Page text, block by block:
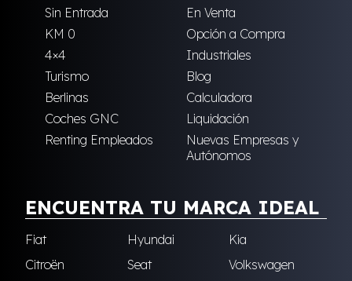
Sin Entrada
En Venta
KM 0
Opción a Compra
4×4
Industriales
Turismo
Blog
Berlinas
Calculadora
Coches GNC
Liquidación
Renting Empleados
Nuevas Empresas y
Autónomos
ENCUENTRA TU MARCA IDEAL
Fiat Hyundai
Kia
Citroën
Seat
Volkswagen